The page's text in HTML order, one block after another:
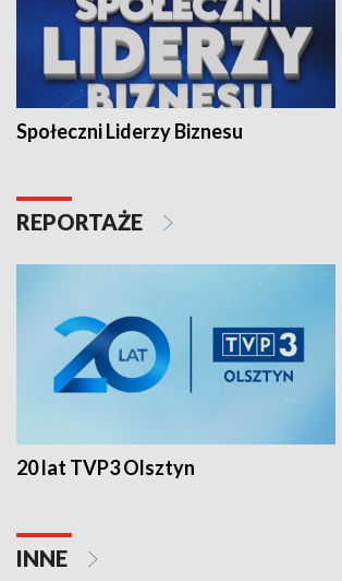
Społeczni Liderzy Biznesu
REPORTAŻE
20 lat TVP3 Olsztyn
INNE